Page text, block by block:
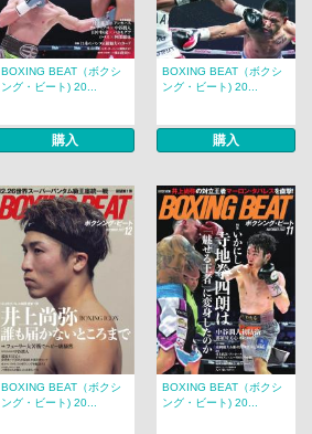
BOXING BEAT（ボクシ
ング・ビート) 20...
購入
BOXING BEAT（ボクシ
ング・ビート) 20...
購入
BOXING BEAT（ボクシ
ング・ビート) 20...
BOXING BEAT（ボクシ
ング・ビート) 20...